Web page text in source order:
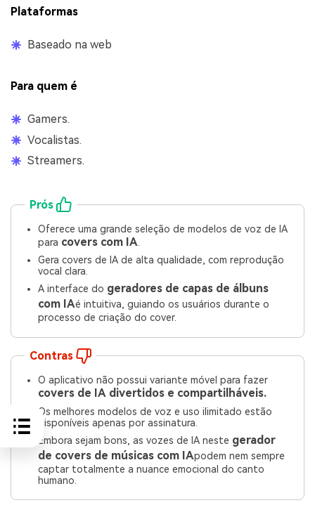
Plataformas
Baseado na web
Para quem é
Gamers.
Vocalistas.
Streamers.
Prós
Oferece uma grande seleção de modelos de voz de IA
para covers com IA
Gera covers de IA de alta qualidade, com reprodução
vocal clara.
A interface do geradores de capas de álbuns
com IAé intuitiva, guiando os usuários durante o
processo de criação do cover.
Contras
O aplicativo não possui variante móvel para fazer
covers de IA divertidos e compartilháveis.
Os melhores modelos de voz e uso ilimitado estão
disponíveis apenas por assinatura.
Embora sejam bons, as vozes de IA neste gerador
de covers de músicas com IApodem nem sempre
captar totalmente a nuance emocional do canto
humano.